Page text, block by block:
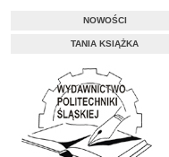
NOWOŚCI
TANIA KSIĄŻKA